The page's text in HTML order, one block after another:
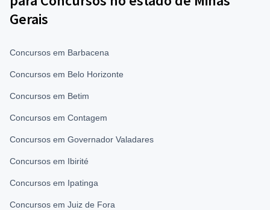
Gerais
Concursos em Barbacena
Concursos em Belo Horizonte
Concursos em Betim
Concursos em Contagem
Concursos em Governador Valadares
Concursos em Ibirité
Concursos em Ipatinga
Concursos em Juiz de Fora